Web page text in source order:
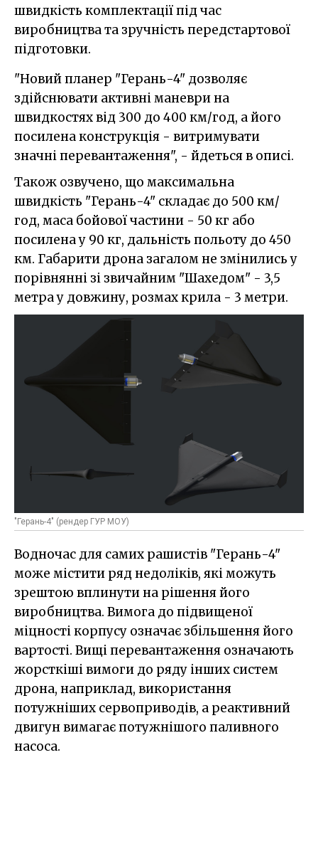
швидкість комплектації під час
виробництва та зручність передстартової
підготовки.
"Новий планер "Герань-4" дозволяє
здійснювати активні маневри на
швидкостях від 300 до 400 км/год, а його
посилена конструкція - витримувати
значні перевантаження", - йдеться в описі.
Також озвучено, що максимальна
швидкість "Герань-4" складає до 500 км/
год, маса бойової частини - 50 кг або
посилена у 90 кг, дальність польоту до 450
км. Габарити дрона загалом не змінились у
порівнянні зі звичайним "Шахедом" - 3,5
метра у довжину, розмах крила - 3 метри.
"Герань-4" (рендер ГУР МОУ)
Водночас для самих рашистів "Герань-4"
може містити ряд недоліків, які можуть
зрештою вплинути на рішення його
виробництва. Вимога до підвищеної
міцності корпусу означає збільшення його
вартості. Вищі перевантаження означають
жорсткіші вимоги до ряду інших систем
дрона, наприклад, використання
потужніших сервоприводів, а реактивний
двигун вимагає потужнішого паливного
насоса.